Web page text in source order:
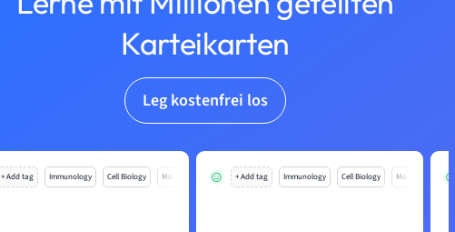
Karteikarten
Leg kostenfrei los
+ Add tag Immunology Cell Biology Mo + Add tag Immunology Cell Biology Mo